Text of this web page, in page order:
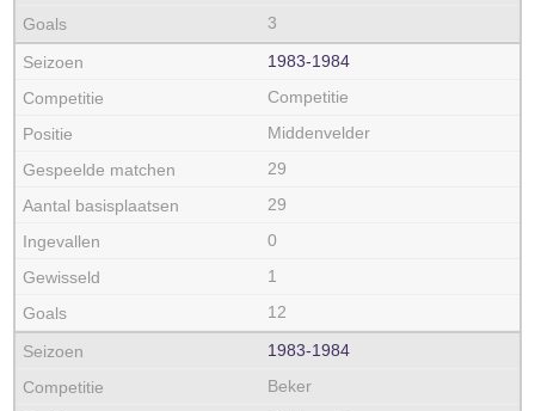
3
1983‑1984
Competitie
Middenvelder
29
29
0
1
12
1983‑1984
Beker